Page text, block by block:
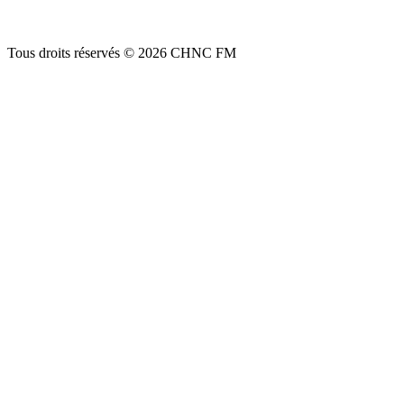
Tous droits réservés © 2026 CHNC FM